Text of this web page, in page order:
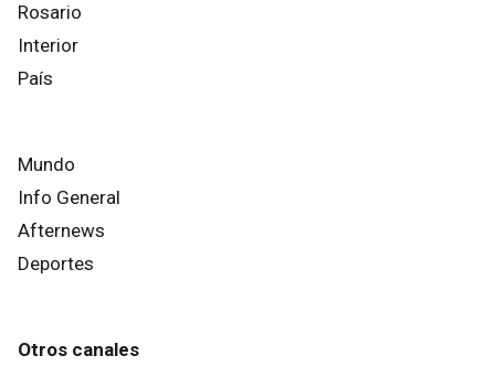
Rosario
Interior
País
Mundo
Info General
Afternews
Deportes
Otros canales